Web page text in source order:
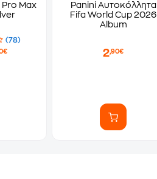
Pro Max
(78)
Panini Αυτοκόλλητα
Fifa World Cup 2026
Album
2,90€